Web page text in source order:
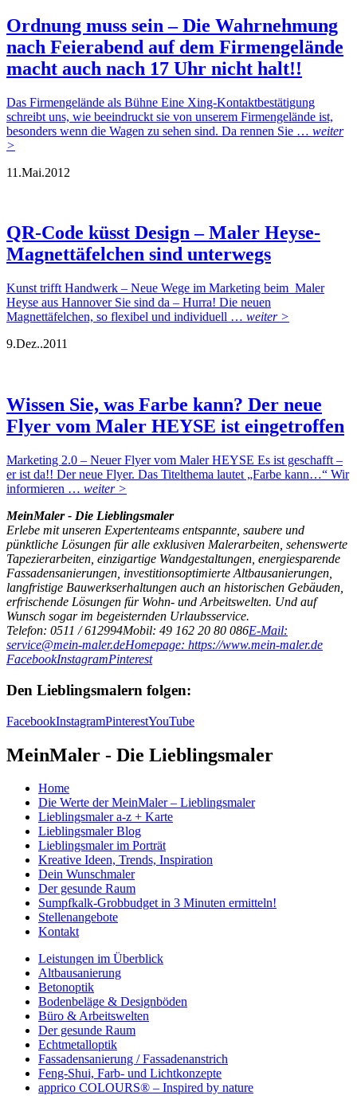
Ordnung muss sein – Die Wahrnehmung
nach Feierabend auf dem Firmengelände
macht auch nach 17 Uhr nicht halt!!
Das Firmengelände als Bühne Eine Xing-Kontaktbestätigung
schreibt uns, wie beeindruckt sie von unserem Firmengelände ist,
besonders wenn die Wagen zu sehen sind. Da rennen Sie … weiter
>
11.Mai.2012
QR-Code küsst Design – Maler Heyse-
Magnettäfelchen sind unterwegs
Kunst trifft Handwerk – Neue Wege im Marketing beim Maler
Heyse aus Hannover Sie sind da – Hurra! Die neuen
Magnettäfelchen, so flexibel und individuell … weiter >
9.Dez..2011
Wissen Sie, was Farbe kann? Der neue
Flyer vom Maler HEYSE ist eingetroffen
Marketing 2.0 – Neuer Flyer vom Maler HEYSE Es ist geschafft –
er ist da!! Der neue Flyer. Das Titelthema lautet „Farbe kann…“ Wir
informieren … weiter >
MeinMaler - Die Lieblingsmaler
Erlebe mit unseren Expertenteams entspannte, saubere und
pünktliche Lösungen für alle exklusiven Malerarbeiten, sehenswerte
Tapezierarbeiten, einzigartige Wandgestaltungen, energiesparende
Fassadensanierungen, investitionsoptimierte Altbausanierungen,
langfristige Bauwerkserhaltungen auch an historischen Gebäuden,
erfrischende Lösungen für Wohn- und Arbeitswelten. Und auf
Wunsch sogar im begeisternden Urlaubsservice.
Telefon: 0511 / 612994Mobil: 49 162 20 80 086E-Mail:
service@mein-maler.deHomepage: https://www.mein-maler.de
FacebookInstagramPinterest
Den Lieblingsmalern folgen:
FacebookInstagramPinterestYouTube
MeinMaler - Die Lieblingsmaler
Home
Die Werte der MeinMaler – Lieblingsmaler
Lieblingsmaler a-z + Karte
Lieblingsmaler Blog
Lieblingsmaler im Porträt
Kreative Ideen, Trends, Inspiration
Dein Wunschmaler
Der gesunde Raum
Sumpfkalk-Grobbudget in 3 Minuten ermitteln!
Stellenangebote
Kontakt
Leistungen im Überblick
Altbausanierung
Betonoptik
Bodenbeläge & Designböden
Büro & Arbeitswelten
Der gesunde Raum
Echtmetalloptik
Fassadensanierung / Fassadenanstrich
Feng-Shui, Farb- und Lichtkonzepte
apprico COLOURS® – Inspired by nature